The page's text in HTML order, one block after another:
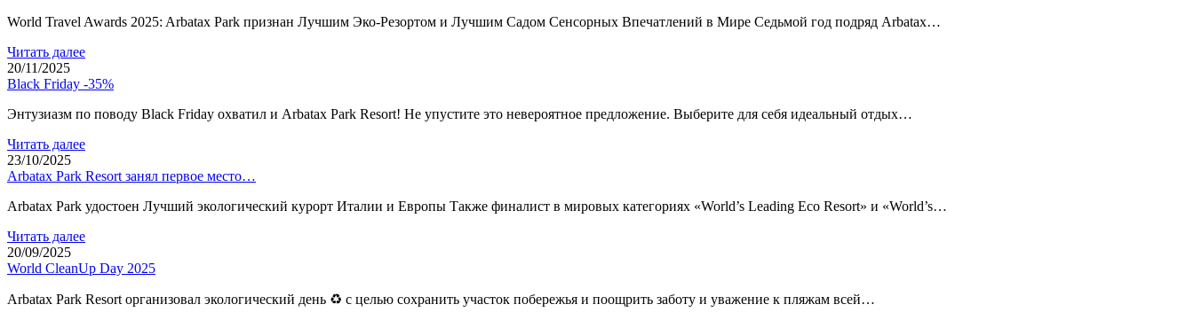
World Travel Awards 2025: Arbatax Park признан Лучшим Эко-Резортом и Лучшим Садом Сенсорных Впечатлений в Мире Седьмой год подряд Arbatax…
Читать далее
20/11/2025
Black Friday -35%
Энтузиазм по поводу Black Friday охватил и Arbatax Park Resort! Не упустите это невероятное предложение. Выберите для себя идеальный отдых…
Читать далее
23/10/2025
Arbatax Park Resort занял первое место…
Arbatax Park удостоен Лучший экологический курорт Италии и Европы Также финалист в мировых категориях «World’s Leading Eco Resort» и «World’s…
Читать далее
20/09/2025
World CleanUp Day 2025
Arbatax Park Resort организовал экологический день ♻ с целью сохранить участок побережья и поощрить заботу и уважение к пляжам всей…